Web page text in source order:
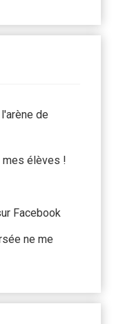
de
mes élèves !
Facebook
ne me